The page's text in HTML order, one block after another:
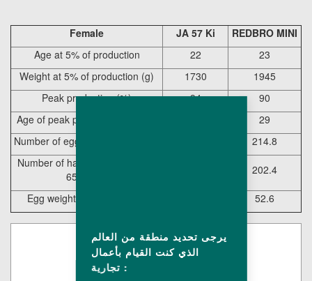
Female JA 57 Ki
REDBRO MINI
Age at 5% of production
22
23
Weight at 5% of production (g)
1730
1945
Peak production (%)
94
90
Age of peak production (weeks)
29
Number of eggs/hen at 65 weeks
214.8
Number of hatchingeggs/hen at
65 weeks
202.4
Egg weight at 27 weeks (g) 52.6
يرجى تحديد منطقة من العالم
الذي كنت القيام بأعمال
تجارية :